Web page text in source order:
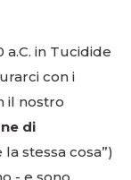
in Tucidide
con i
il nostro
di
stessa cosa”)